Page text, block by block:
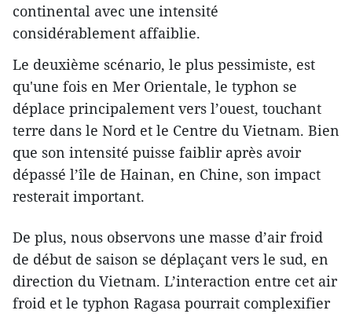
continental avec une intensité
considérablement affaiblie.
Le deuxième scénario, le plus pessimiste, est
qu'une fois en Mer Orientale, le typhon se
déplace principalement vers l’ouest, touchant
terre dans le Nord et le Centre du Vietnam. Bien
que son intensité puisse faiblir après avoir
dépassé l’île de Hainan, en Chine, son impact
resterait important.
De plus, nous observons une masse d’air froid
de début de saison se déplaçant vers le sud, en
direction du Vietnam. L’interaction entre cet air
froid et le typhon Ragasa pourrait complexifier